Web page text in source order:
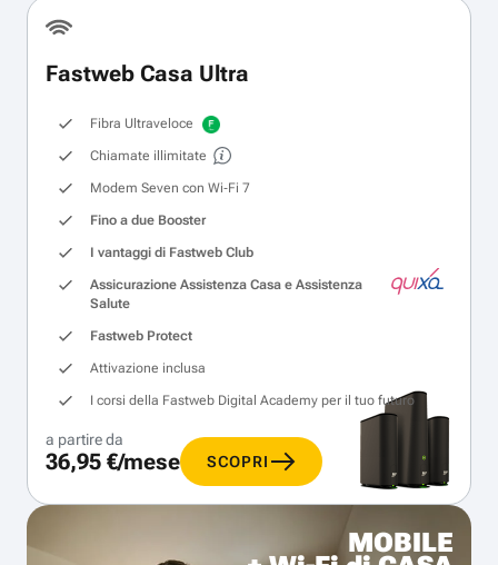
Fastweb Casa Ultra
Fibra Ultraveloce
Chiamate illimitate
Modem Seven con Wi‑Fi 7
Fino a due Booster
I vantaggi di Fastweb Club
Assicurazione Assistenza Casa e Assistenza
Salute
Fastweb Protect
Attivazione inclusa
I corsi della Fastweb Digital Academy per il tuo futuro
a partire da
36,95 €/mese SCOPRI
MOBILE